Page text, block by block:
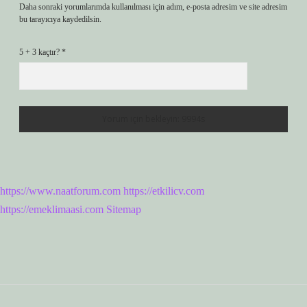
Daha sonraki yorumlarımda kullanılması için adım, e-posta adresim ve site adresim
bu tarayıcıya kaydedilsin.
5 + 3 kaçtır? *
https://www.naatforum.com https://etkilicv.com
https://emeklimaasi.com Sitemap